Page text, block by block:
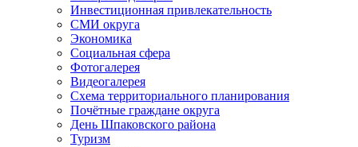
Инвестиционная привлекательность
СМИ округа
Экономика
Социальная сфера
Фотогалерея
Видеогалерея
Схема территориального планирования
Почётные граждане округа
День Шпаковского района
Туризм